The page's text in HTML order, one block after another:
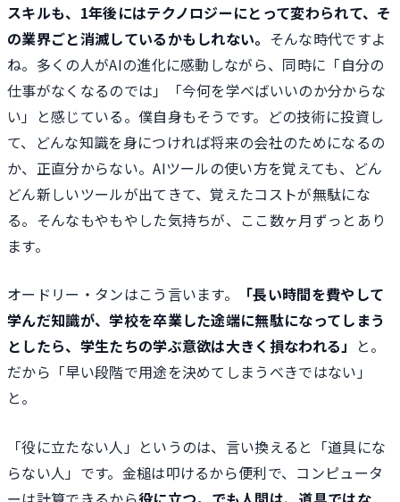
スキルも、1年後にはテクノロジーにとって変わられて、そ
の業界ごと消滅しているかもしれない。 そんな時代ですよ
ね。多くの人がAIの進化に感動しながら、同時に「自分の
仕事がなくなるのでは」「今何を学べばいいのか分からな
い」と感じている。僕自身もそうです。どの技術に投資し
て、どんな知識を身につければ将来の会社のためになるの
か、正直分からない。AIツールの使い方を覚えても、どん
どん新しいツールが出てきて、覚えたコストが無駄にな
る。そんなもやもやした気持ちが、ここ数ヶ月ずっとあり
ます。
オードリー・タンはこう言います。
「長い時間を費やして
学んだ知識が、学校を卒業した途端に無駄になってしまう
としたら、学生たちの学ぶ意欲は大きく損なわれる」 と。
だから「早い段階で用途を決めてしまうべきではない」
と。
「役に立たない人」というのは、言い換えると「道具にな
らない人」です。金槌は叩けるから便利で、コンピュータ